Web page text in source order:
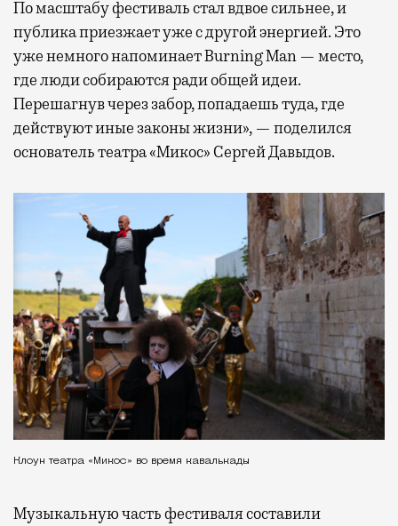
По масштабу фестиваль стал вдвое сильнее, и
публика приезжает уже с другой энергией. Это
уже немного напоминает Burning Man — место,
где люди собираются ради общей идеи.
Перешагнув через забор, попадаешь туда, где
действуют иные законы жизни», — поделился
основатель театра «Микос» Сергей Давыдов.
Клоун театра «Микос» во время кавалькады
Музыкальную часть фестиваля составили